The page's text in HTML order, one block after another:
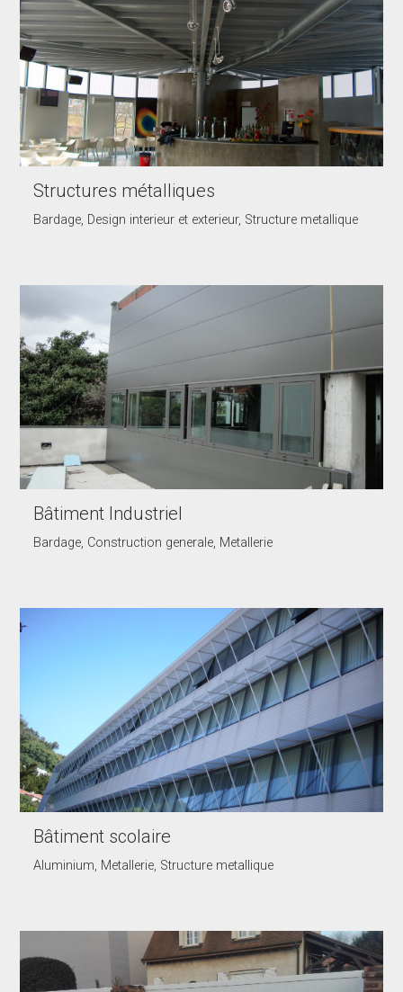
Structures métalliques
Bardage, Design interieur et exterieur, Structure metallique
Bâtiment Industriel
Bardage, Construction generale, Metallerie
Bâtiment scolaire
Aluminium, Metallerie, Structure metallique